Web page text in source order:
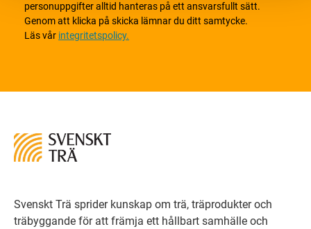
personuppgifter alltid hanteras på ett ansvarsfullt sätt.
Genom att klicka på skicka lämnar du ditt samtycke.
Läs vår integritetspolicy.
Svenskt Trä sprider kunskap om trä, träprodukter och
träbyggande för att främja ett hållbart samhälle och